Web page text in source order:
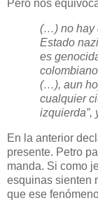
Pero nos
(…) no hay
Estado
es
(…), aun
cualquier
En la anterior
presente. Petro
manda. Si como
esquinas sienten
que ese